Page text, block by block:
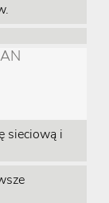
sieciową i